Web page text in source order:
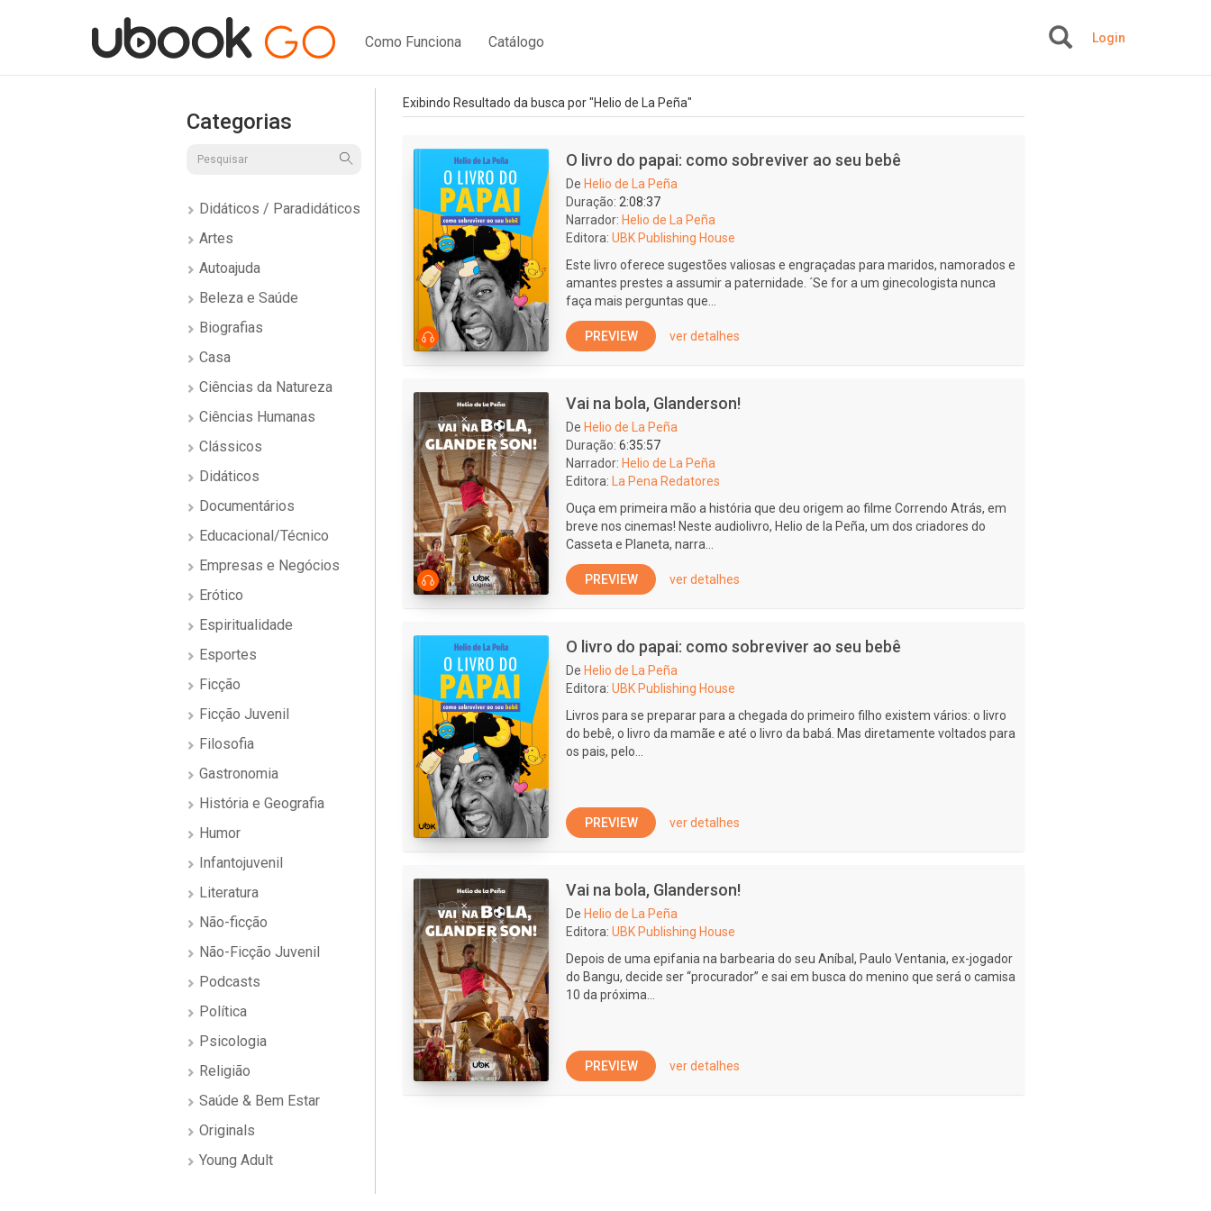
Como Funciona Catálogo Login
Categorias
Didáticos / Paradidáticos
Artes
Autoajuda
Beleza e Saúde
Biografias
Casa
Ciências da Natureza
Ciências Humanas
Clássicos
Didáticos
Documentários
Educacional/Técnico
Empresas e Negócios
Erótico
Espiritualidade
Esportes
Ficção
Ficção Juvenil
Filosofia
Gastronomia
História e Geografia
Humor
Infantojuvenil
Literatura
Não-ficção
Não-Ficção Juvenil
Podcasts
Política
Psicologia
Religião
Saúde & Bem Estar
Originals
Young Adult
Exibindo Resultado da busca por "Helio de La Peña"
O livro do papai: como sobreviver ao seu bebê
De Helio de La Peña
Duração: 2:08:37
Narrador: Helio de La Peña
Editora: UBK Publishing House
Este livro oferece sugestões valiosas e engraçadas para maridos, namorados e
amantes prestes a assumir a paternidade. ´Se for a um ginecologista nunca
faça mais perguntas que...
PREVIEW ver detalhes
Vai na bola, Glanderson!
De Helio de La Peña
Duração: 6:35:57
Narrador: Helio de La Peña
Editora:
La Pena Redatores
Ouça em primeira mão a história que deu origem ao filme Correndo Atrás, em
breve nos cinemas! Neste audiolivro, Helio de la Peña, um dos criadores do
Casseta e Planeta, narra...
PREVIEW ver detalhes
O livro do papai: como sobreviver ao seu bebê
De Helio de La Peña
Editora: UBK Publishing House
Livros para se preparar para a chegada do primeiro filho existem vários: o livro
do bebê, o livro da mamãe e até o livro da babá. Mas diretamente voltados para
os pais, pelo...
PREVIEW ver detalhes
Vai na bola, Glanderson!
De Helio de La Peña
Editora: UBK Publishing House
Depois de uma epifania na barbearia do seu Aníbal, Paulo Ventania, ex-jogador
do Bangu, decide ser “procurador” e sai em busca do menino que será o camisa
10 da próxima...
PREVIEW ver detalhes